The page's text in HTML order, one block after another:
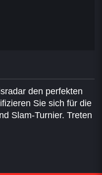
den perfekten
Sie sich für die
Slam-Turnier. Treten